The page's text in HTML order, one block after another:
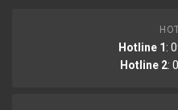
Hotline 1 :
Hotline 2: